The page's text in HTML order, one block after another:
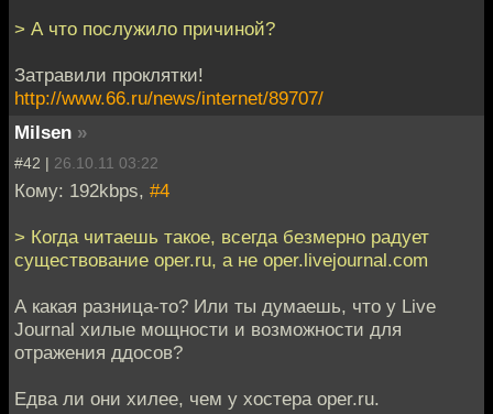
> А что послужило причиной?
Затравили проклятки!
http://www.66.ru/news/internet/89707/
Milsen »
#42 | 26.10.11 03:22
Кому: 192kbps, #4
> Когда читаешь такое, всегда безмерно радует
существование oper.ru, а не oper.livejournal.com
А какая разница-то? Или ты думаешь, что у Live
Journal хилые мощности и возможности для
отражения ддосов?
Едва ли они хилее, чем у хостера oper.ru.